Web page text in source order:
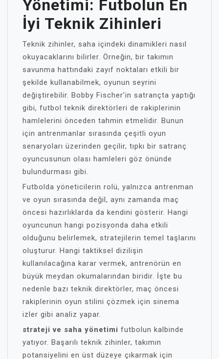
Yönetimi: Futbolun En
İyi Teknik Zihinleri
Teknik zihinler, saha içindeki dinamikleri nasıl
okuyacaklarını bilirler. Örneğin, bir takımın
savunma hattındaki zayıf noktaları etkili bir
şekilde kullanabilmek, oyunun seyrini
değiştirebilir. Bobby Fischer’in satrançta yaptığı
gibi, futbol teknik direktörleri de rakiplerinin
hamlelerini önceden tahmin etmelidir. Bunun
için antrenmanlar sırasında çeşitli oyun
senaryoları üzerinden geçilir, tıpkı bir satranç
oyuncusunun olası hamleleri göz önünde
bulundurması gibi.
Futbolda yöneticilerin rolü, yalnızca antrenman
ve oyun sırasında değil, aynı zamanda maç
öncesi hazırlıklarda da kendini gösterir. Hangi
oyuncunun hangi pozisyonda daha etkili
olduğunu belirlemek, stratejilerin temel taşlarını
oluşturur. Hangi taktiksel dizilişin
kullanılacağına karar vermek, antrenörün en
büyük meydan okumalarından biridir. İşte bu
nedenle bazı teknik direktörler, maç öncesi
rakiplerinin oyun stilini çözmek için sinema
izler gibi analiz yapar.
strateji ve saha yönetimi futbolun kalbinde
yatıyor. Başarılı teknik zihinler, takımın
potansiyelini en üst düzeye çıkarmak için